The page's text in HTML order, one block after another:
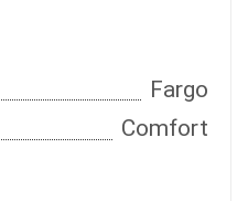
Fargo
Comfort